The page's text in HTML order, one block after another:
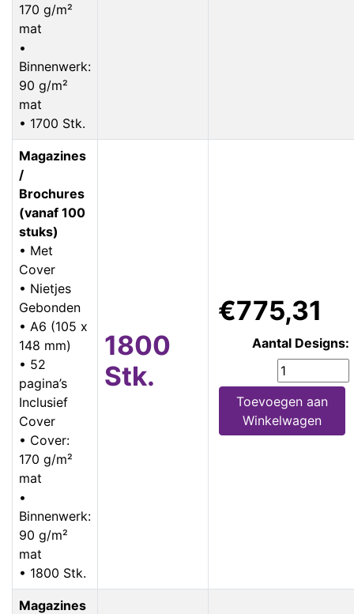
170 g/m²
mat
•
Binnenwerk:
90 g/m²
mat
• 1700 Stk.
Magazines
/
Brochures
(vanaf 100
stuks)
• Met
Cover
• Nietjes
Gebonden
• A6 (105 x
148 mm)
• 52
pagina’s
Inclusief
Cover
• Cover:
170 g/m²
mat
•
Binnenwerk:
90 g/m²
mat
• 1800 Stk.
1800
Stk.
€775,31
Aantal Designs:
Toevoegen aan
Winkelwagen
Magazines